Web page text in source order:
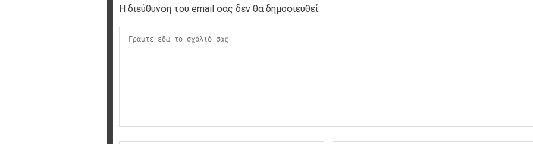
Η διεύθυνση του email σας δεν θα δημοσιευθεί.